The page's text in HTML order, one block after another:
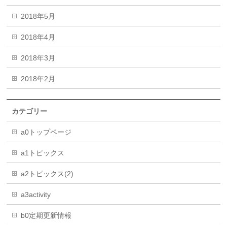
2018年5月
2018年4月
2018年3月
2018年2月
カテゴリー
a0トップページ
a1トピックス
a2トピックス(2)
a3activity
b0定期更新情報